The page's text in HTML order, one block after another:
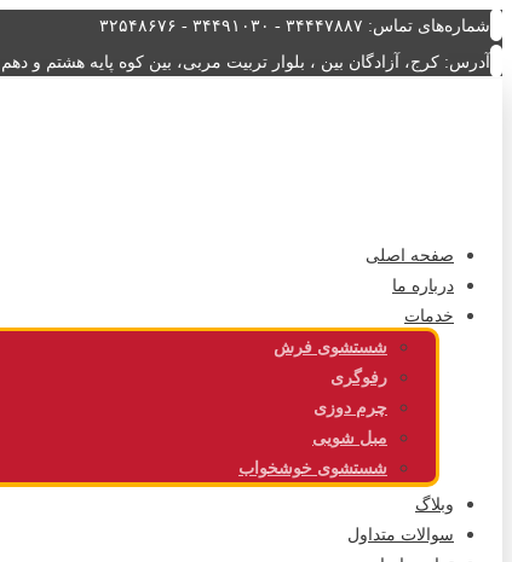
شماره‌های تماس: ۳۴۴۴۷۸۸۷ - ۳۴۴۹۱۰۳۰ - ۳۲۵۴۸۶۷۶
آدرس: کرج، آزادگان بین ، بلوار تربیت مربی، بین کوه پایه هشتم و دهم
صفحه اصلی
درباره ما
خدمات
شستشوی فرش
رفوگری
چرم دوزی
مبل شویی
شستشوی خوشخواب
وبلاگ
سوالات متداول